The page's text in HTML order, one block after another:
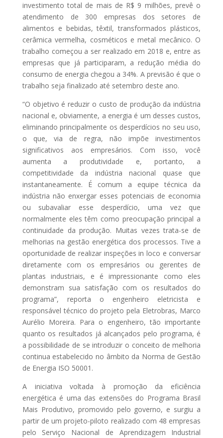
investimento total de mais de R$ 9 milhões, prevê o
atendimento de 300 empresas dos setores de
alimentos e bebidas, têxtil, transformados plásticos,
cerâmica vermelha, cosméticos e metal mecânico. O
trabalho começou a ser realizado em 2018 e, entre as
empresas que já participaram, a redução média do
consumo de energia chegou a 34%. A previsão é que o
trabalho seja finalizado até setembro deste ano.
“O objetivo é reduzir o custo de produção da indústria
nacional e, obviamente, a energia é um desses custos,
eliminando principalmente os desperdícios no seu uso,
o que, via de regra, não impõe investimentos
significativos aos empresários. Com isso, você
aumenta a produtividade e, portanto, a
competitividade da indústria nacional quase que
instantaneamente. É comum a equipe técnica da
indústria não enxergar esses potenciais de economia
ou subavaliar esse desperdício, uma vez que
normalmente eles têm como preocupação principal a
continuidade da produção. Muitas vezes trata-se de
melhorias na gestão energética dos processos. Tive a
oportunidade de realizar inspeções in loco e conversar
diretamente com os empresários ou gerentes de
plantas industriais, e é impressionante como eles
demonstram sua satisfação com os resultados do
programa”, reporta o engenheiro eletricista e
responsável técnico do projeto pela Eletrobras, Marco
Aurélio Moreira. Para o engenheiro, tão importante
quanto os resultados já alcançados pelo programa, é
a possibilidade de se introduzir o conceito de melhoria
continua estabelecido no âmbito da Norma de Gestão
de Energia ISO 50001.
A iniciativa voltada à promoção da eficiência
energética é uma das extensões do Programa Brasil
Mais Produtivo, promovido pelo governo, e surgiu a
partir de um projeto-piloto realizado com 48 empresas
pelo Serviço Nacional de Aprendizagem Industrial